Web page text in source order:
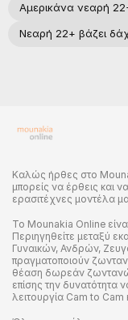
Αμερικάνα νεαρή
Νεαρή 22+ βάζει
Καλώς ήρθες στο
μπορείς να έρθεις και
ερασιτέχνες μοντέλα
Το Mounakia Online
Περιηγηθείτε μεταξύ
Γυναικών, Ανδρών,
πραγματοποιούν
θέαση δωρεάν
επίσης την δυνατότητα
λειτουργία Cam to Cam